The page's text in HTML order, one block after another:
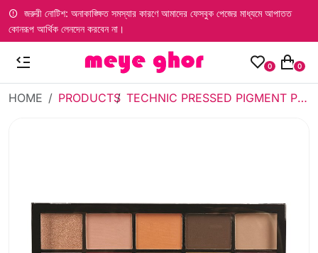
জরুরী নোটিশ: অনাকাঙ্ক্ষিত সমস্যার কারণে আমাদের ফেসবুক পেজের মাধ্যমে আপাতত
কোনরূপ আর্থিক লেনদেন করবেন না।
0 0
HOME PRODUCTS TECHNIC PRESSED PIGMENT PERSIAN VIOLET